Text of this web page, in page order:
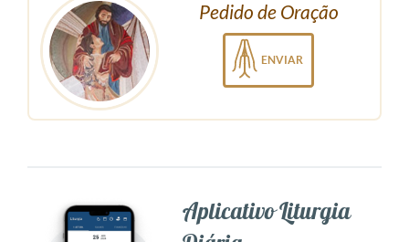
Pedido de Oração
ENVIAR
Aplicativo Liturgia